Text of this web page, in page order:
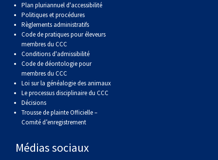
Pumi
Lapphund suédois
Shikoku
Whippet
Chien nu du Pérou (Perro Sin Pelo Del Peru)
Épagneul d’eau irlandais
Épagneul Sussex
Épagneul springer gallois
Spinone italiano
Terrier gallois
Terrier blanc du West Highland
Chien d’eau portugais
Rottweiler
Samoyède
Schnauzer (géant)
Plan pluriannuel d'accessibilité
Politiques et procédures
Règlements administratifs
Code de pratiques pour éleveurs
membres du CCC
Conditions d'admissibilité
Code de déontologie pour
membres du CCC
Loi sur la généalogie des animaux
Le processus disciplinaire du CCC
Décisions
Trousse de plainte Officielle –
Comité d’enregistrement
Médias sociaux